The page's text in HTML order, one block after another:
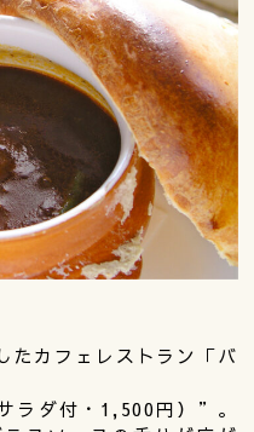
たカフェレストラン「バ
ラダ付・1,500円）”。